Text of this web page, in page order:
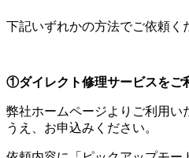
下記いずれかの方法でご依頼く
①ダイレクト修理サービスをご
弊社ホームページよりご利用い
うえ、お申込みください。